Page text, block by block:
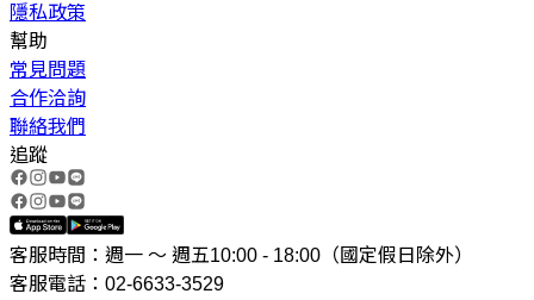
隱私政策
幫助
常見問題
合作洽詢
聯絡我們
追蹤
客服時間：週一 ～ 週五10:00 - 18:00（國定假日除外）
客服電話：02-6633-3529